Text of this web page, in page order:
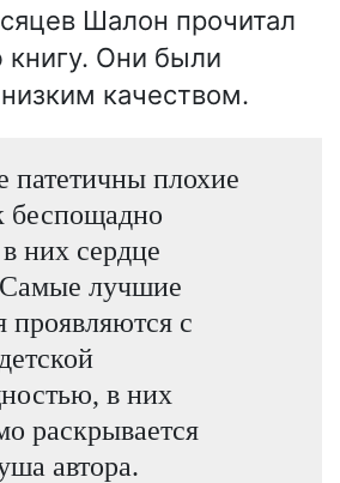
Шалон прочитал
Они были
качеством.
патетичны плохие
беспощадно
них сердце
Самые лучшие
проявляются с
в них
раскрывается
автора.